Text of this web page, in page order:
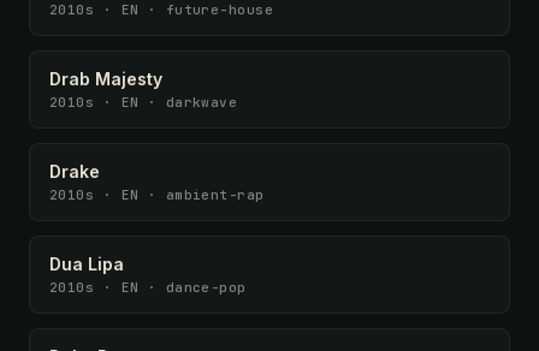
2010s · EN · future-house
Drab Majesty
2010s · EN · darkwave
Drake
2010s · EN · ambient-rap
Dua Lipa
2010s · EN · dance-pop